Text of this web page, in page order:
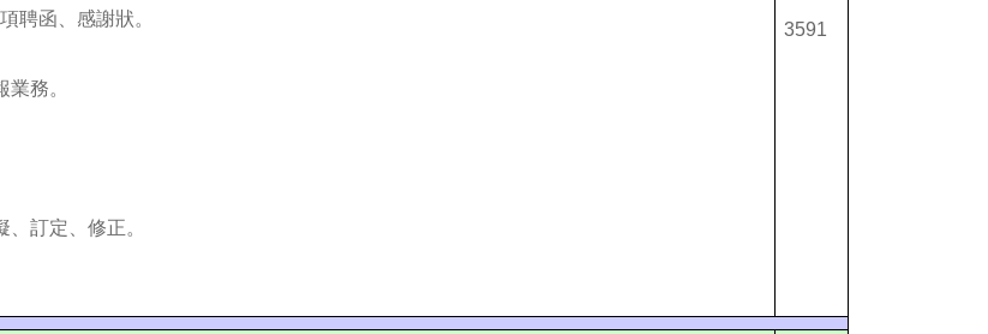
聘函、感謝狀。
務。
訂定、修正。
3591